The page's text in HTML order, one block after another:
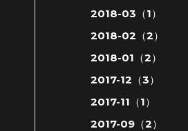
2018-03（1）
2018-02（2）
2018-01（2）
2017-12（3）
2017-11（1）
2017-09（2）